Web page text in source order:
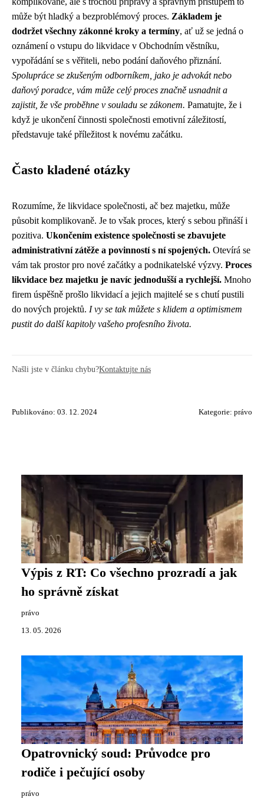
může být hladký a bezproblémový proces. Základem je
dodržet všechny zákonné kroky a termíny, ať už se jedná o
oznámení o vstupu do likvidace v Obchodním věstníku,
vypořádání se s věřiteli, nebo podání daňového přiznání.
Spolupráce se zkušeným odborníkem, jako je advokát nebo
daňový poradce, vám může celý proces značně usnadnit a
zajistit, že vše proběhne v souladu se zákonem. Pamatujte, že i
když je ukončení činnosti společnosti emotivní záležitostí,
představuje také příležitost k novému začátku.
Často kladené otázky
Rozumíme, že likvidace společnosti, ač bez majetku, může
působit komplikovaně. Je to však proces, který s sebou přináší i
pozitiva. Ukončením existence společnosti se zbavujete
administrativní zátěže a povinností s ní spojených. Otevírá se
vám tak prostor pro nové začátky a podnikatelské výzvy. Proces
likvidace bez majetku je navíc jednodušší a rychlejší. Mnoho
firem úspěšně prošlo likvidací a jejich majitelé se s chutí pustili
do nových projektů. I vy se tak můžete s klidem a optimismem
pustit do další kapitoly vašeho profesního života.
Našli jste v článku chybu?Kontaktujte nás
Publikováno: 03. 12. 2024 Kategorie: právo
Výpis z RT: Co všechno prozradí a jak
ho správně získat
právo
13. 05. 2026
Opatrovnický soud: Průvodce pro
rodiče i pečující osoby
právo